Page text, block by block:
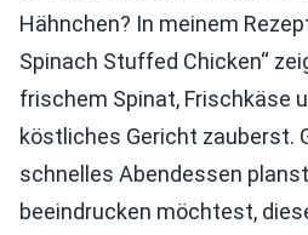
Hähnchen? In meinem
Spinach Stuffed Chicken“
frischem Spinat, Frischkäse
köstliches Gericht zauberst.
schnelles Abendessen
beeindrucken möchtest,